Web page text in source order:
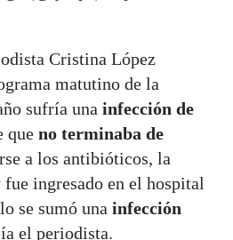
Cristina López
matutino de la
sufría una infección de
que no terminaba de
a los antibióticos, la
ingresado en el hospital
se sumó una infección
el periodista.